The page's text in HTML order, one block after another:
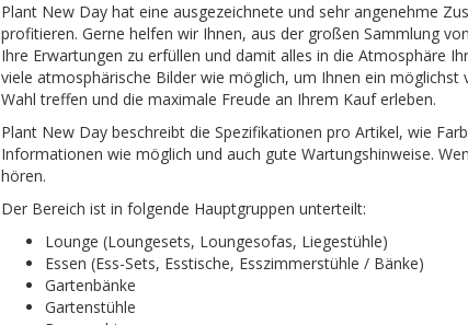
Plant New Day hat eine ausgezeichnete und sehr angenehme
profitieren. Gerne helfen wir Ihnen, aus der großen Sammlung
Ihre Erwartungen zu erfüllen und damit alles in die Atmosphäre
viele atmosphärische Bilder wie möglich, um Ihnen ein
Wahl treffen und die maximale Freude an Ihrem Kauf erleben.
Plant New Day beschreibt die Spezifikationen pro Artikel, wie
Informationen wie möglich und auch gute Wartungshinweise.
hören.
Der Bereich ist in folgende Hauptgruppen unterteilt:
Lounge (Loungesets, Loungesofas, Liegestühle)
Essen (Ess-Sets, Esstische, Esszimmerstühle / Bänke)
Gartenbänke
Gartenstühle